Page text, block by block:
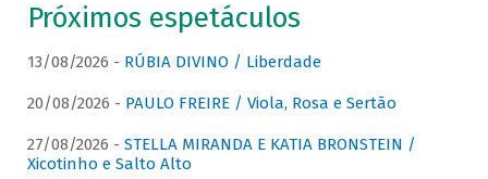
Próximos espetáculos
13/08/2026 - RÚBIA DIVINO / Liberdade
20/08/2026 - PAULO FREIRE / Viola, Rosa e Sertão
27/08/2026 - STELLA MIRANDA E KATIA BRONSTEIN /
Xicotinho e Salto Alto